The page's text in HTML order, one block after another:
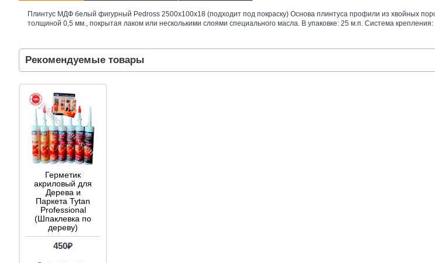
Плинтус МДФ белый фигурный Pedross 2500х100х18 (подходит под покраску) Основа плинтуса профили из хвойных
толщиной 0,5 мм., покрытая лаком или несколькими слоями специального масла. В упаковке: 25 м.п. Система
Рекомендуемые товары
Герметик
акриловый для
Дерева и
Паркета Tytan
Professional
(Шпаклевка по
дереву)
450₽